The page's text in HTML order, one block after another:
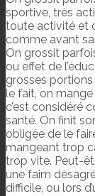
sportive, très
toute activité et
comme avant
On grossit
ou effet de
grosses
le fait, on
c’est considéré
santé. On finit
obligée de le
mangeant trop
trop vite. Peut-
une faim
difficile, ou lors